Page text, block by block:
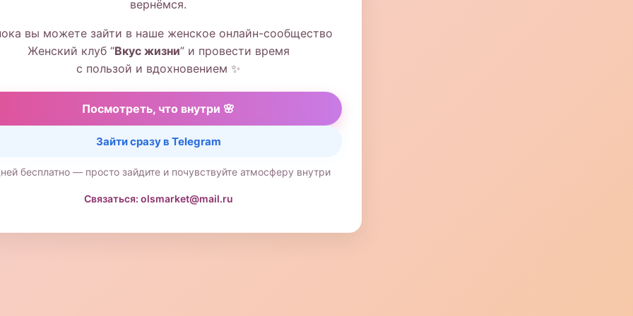
вернёмся.
вы можете зайти в наше женское онлайн-сообщество
Женский клуб “Вкус жизни” и провести время
с пользой и вдохновением ✨
Посмотреть, что внутри 🌸
Зайти сразу в Telegram
бесплатно — просто зайдите и почувствуйте атмосферу внутри
Связаться: olsmarket@mail.ru